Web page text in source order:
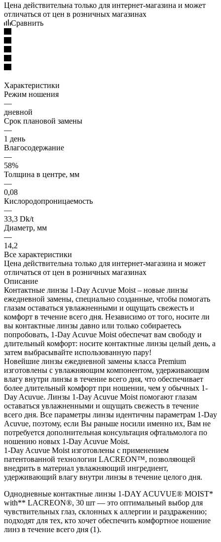
Цена действительна только для интернет-магазина и может
отличаться от цен в розничных магазинах
Сравнить
Характеристики
Режим ношения
—
дневной
Срок плановой замены
—
1 день
Влагосодержание
—
58%
Толщина в центре, мм
—
0,08
Кислородопроницаемость
—
33,3 Dk/t
Диаметр, мм
—
14,2
Все характеристики
Цена действительна только для интернет-магазина и может
отличаться от цен в розничных магазинах
Описание
Контактные линзы 1-Day Acuvue Moist – новые линзы
ежедневной замены, специально созданные, чтобы помогать
глазам оставаться увлажненными и ощущать свежесть и
комфорт в течение всего дня. Независимо от того, носите ли
вы контактные линзы давно или только собираетесь
попробовать, 1-Day Acuvue Moist обеспечат вам свободу и
длительный комфорт: носите контактные линзы целый день, а
затем выбрасывайте использованную пару!
Новейшие линзы ежедневной замены класса Premium
изготовлены с увлажняющим компонентом, удерживающим
влагу внутри линзы в течение всего дня, что обеспечивает
более длительный комфорт при ношении, чем у обычных 1-
Day Acuvue. Линзы 1-Day Acuvue Moist помогают глазам
оставаться увлажненными и ощущать свежесть в течение
всего дня. Все параметры линзы идентичны параметрам 1-Day
Acuvue, поэтому, если Вы раньше носили именно их, Вам не
потребуется дополнительная консультация офтальмолога по
ношению новых 1-Day Acuvue Moist.
1-Day Acuvue Moist изготовлены с применением
патентованной технологии LACREON™, позволяющей
внедрить в материал увлажняющий ингредиент,
удерживающий влагу внутри линзы в течение целого дня.
Однодневные контактные линзы 1-DAY ACUVUE® MOIST*
with** LACREON®, 30 шт — это оптимальный выбор для
чувствительных глаз, склонных к аллергии и раздражению;
подходят для тех, кто хочет обеспечить комфортное ношение
линз в течение всего дня (1).